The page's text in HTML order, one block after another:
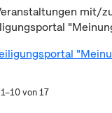
mit/
von 17